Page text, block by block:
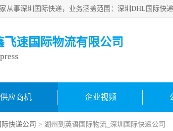
飞速国际物流有限公司
供应商机 企业视频
快递公司 > 湖州到英语国际物流_深圳国际快递公司